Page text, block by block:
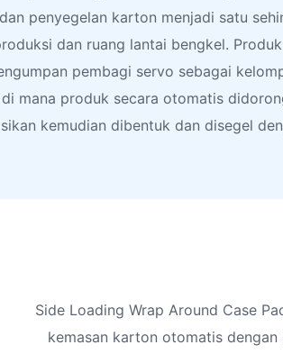
penyegelan karton menjadi satu
dan ruang lantai bengkel.
pembagi servo sebagai
mana produk secara otomatis
kemudian dibentuk dan disegel
Side Loading Wrap Around Case
kemasan karton otomatis dengan